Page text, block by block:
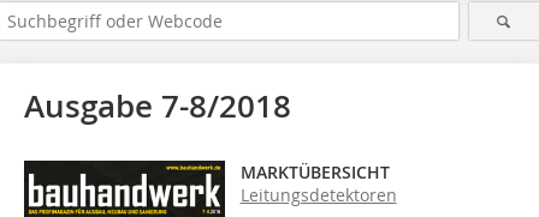
Ausgabe 7-8/2018
MARKTÜBERSICHT
Leitungsdetektoren